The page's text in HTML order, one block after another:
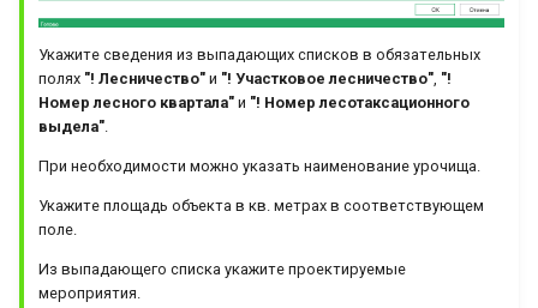
Укажите сведения из выпадающих списков в обязательных
полях "! Лесничество" и "! Участковое лесничество", "!
Номер лесного квартала" и "! Номер лесотаксационного
выдела".
При необходимости можно указать наименование урочища.
Укажите площадь объекта в кв. метрах в соответствующем
поле.
Из выпадающего списка укажите проектируемые
мероприятия.